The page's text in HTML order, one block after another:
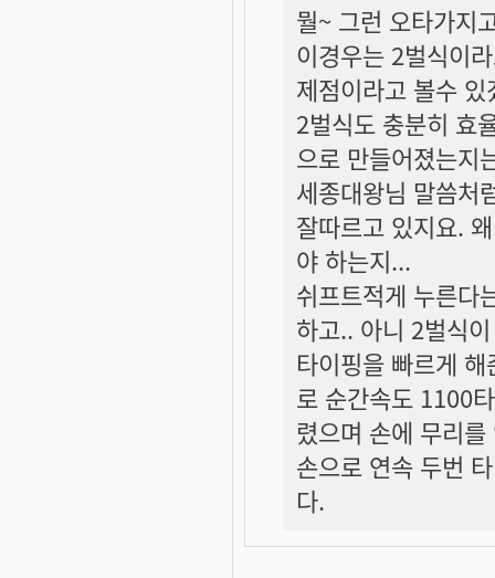
뭘~ 그런 오타가지
이경우는 2벌식이
제점이라고 볼수 있
2벌식도 충분히 효
으로 만들어졌는지
세종대왕님 말씀처
잘따르고 있지요.
야 하는지...
쉬프트적게 누른다
하고.. 아니 2벌식
타이핑을 빠르게
로 순간속도 1100
렸으며 손에 무리
손으로 연속 두번
다.